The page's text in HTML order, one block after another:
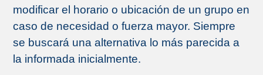
modificar el horario o ubicación de un grupo en
caso de necesidad o fuerza mayor. Siempre
se buscará una alternativa lo más parecida a
la informada inicialmente.